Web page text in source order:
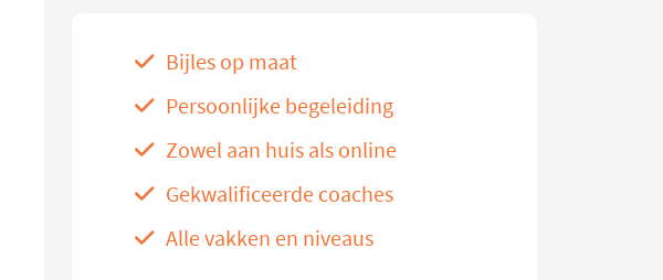
Bijles op maat
Persoonlijke begeleiding
Zowel aan huis als online
Gekwalificeerde coaches
Alle vakken en niveaus